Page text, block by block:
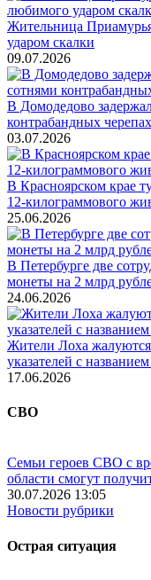
Жительница
ударом скалки
09.07.2026
В Домодедово
контрабандных черепах
03.07.2026
В Красноярском крае
12-килограммового
25.06.2026
В Петербурге две
монеты на 2 млрд
24.06.2026
Жители Лоха жалуются
указателей с
17.06.2026
СВО
Семьи героев СВО с
области смогут
30.07.2026 13:05
Новости рубрики
Острая ситуация